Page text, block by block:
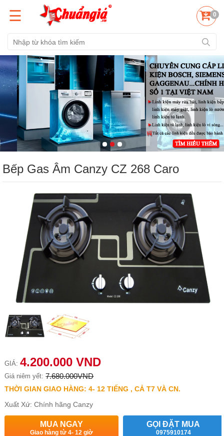
☰ 0
Bếp Gas Âm Canzy CZ 268 Caro
GIÁ: 4.200.000 VND
Giá niêm yết: 7.680.000VND
THỜI GIAN GIAO HÀNG: 4- 12 TIẾNG , CẢ T7 VÀ CN.
Xuất Xứ: Chính hãng Canzy
MUA NGAY
Giao hàng từ 4- 12 giờ
GỌI ĐẶT MUA
0975910174